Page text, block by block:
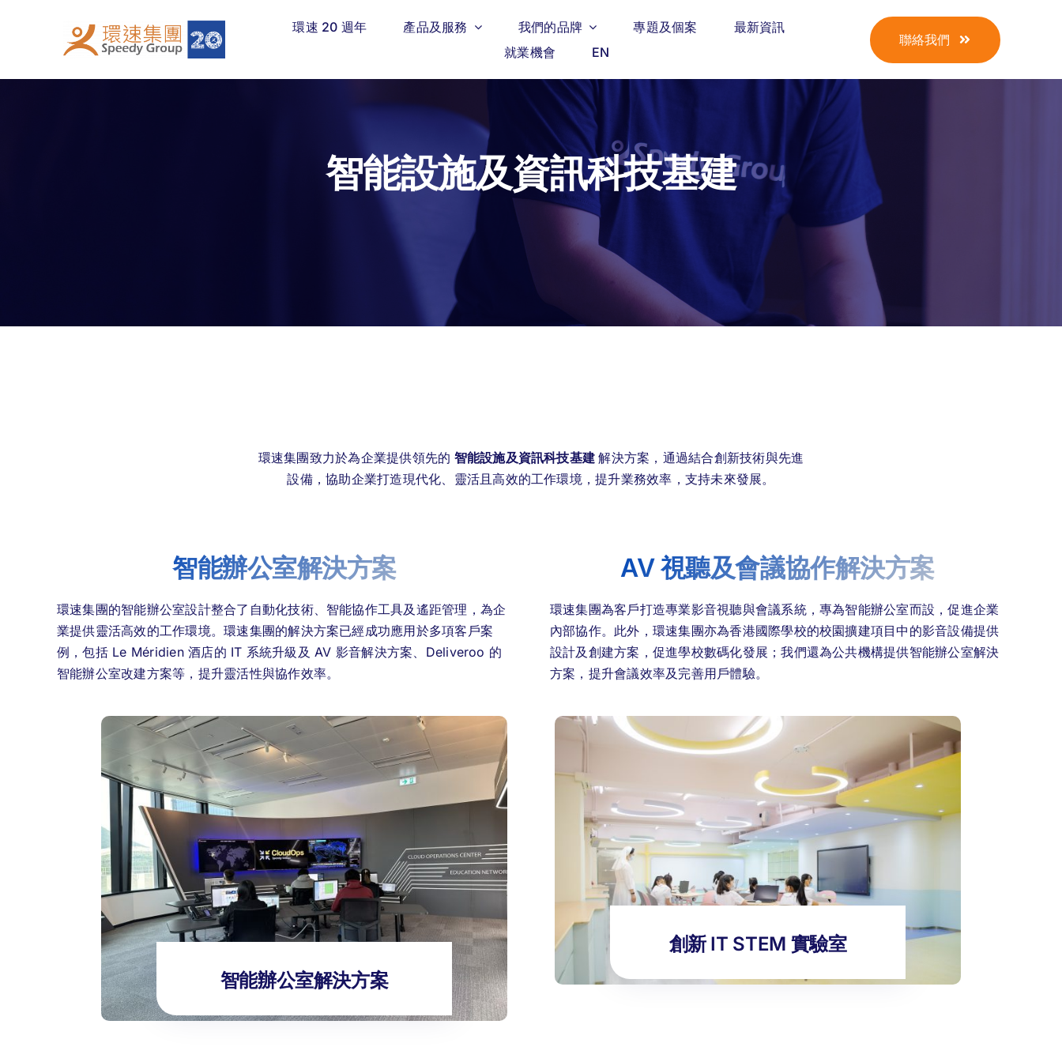
環速 20 週年 產品及服務 我們的品牌 專題及個案
最新資訊
就業機會
EN
聯絡我們
智能設施及資訊科技基建
環速集團致力於為企業提供領先的 智能設施及資訊科技基建解決方案，通過結合創新技術與先進
設備，協助企業打造現代化、靈活且高效的工作環境，提升業務效率，支持未來發展。
智能辦公室解決方案
環速集團的智能辦公室設計整合了自動化技術、智能協作工具及遙距管理，為企
業提供靈活高效的工作環境。環速集團的解決方案已經成功應用於多項客戶案
例，包括 Le Méridien 酒店的 IT 系統升級及 AV 影音解決方案、Deliveroo 的
智能辦公室改建方案等，提升靈活性與協作效率。
AV 視聽及會議協作解決方案
環速集團為客戶打造專業影音視聽與會議系統，專為智能辦公室而設，促進企業
內部協作。此外，環速集團亦為香港國際學校的校園擴建項目中的影音設備提供
設計及創建方案，促進學校數碼化發展；我們還為公共機構提供智能辦公室解決
方案，提升會議效率及完善用戶體驗。
智能辦公室解決方案
創新 IT STEM 實驗室